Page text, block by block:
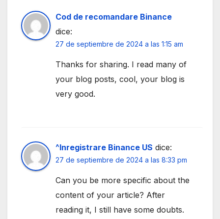
Cod de recomandare Binance
dice:
27 de septiembre de 2024 a las 1:15 am
Thanks for sharing. I read many of
your blog posts, cool, your blog is
very good.
^Inregistrare Binance US dice:
27 de septiembre de 2024 a las 8:33 pm
Can you be more specific about the
content of your article? After
reading it, I still have some doubts.